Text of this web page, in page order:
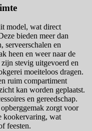
model, wat direct
bieden meer dan
serveerschalen en
heen en weer naar de
stevig uitgevoerd en
moeiteloos dragen.
ruim compartiment
kan worden geplaatst.
en gereedschap.
zorgt voor
kookervaring, wat
feesten.